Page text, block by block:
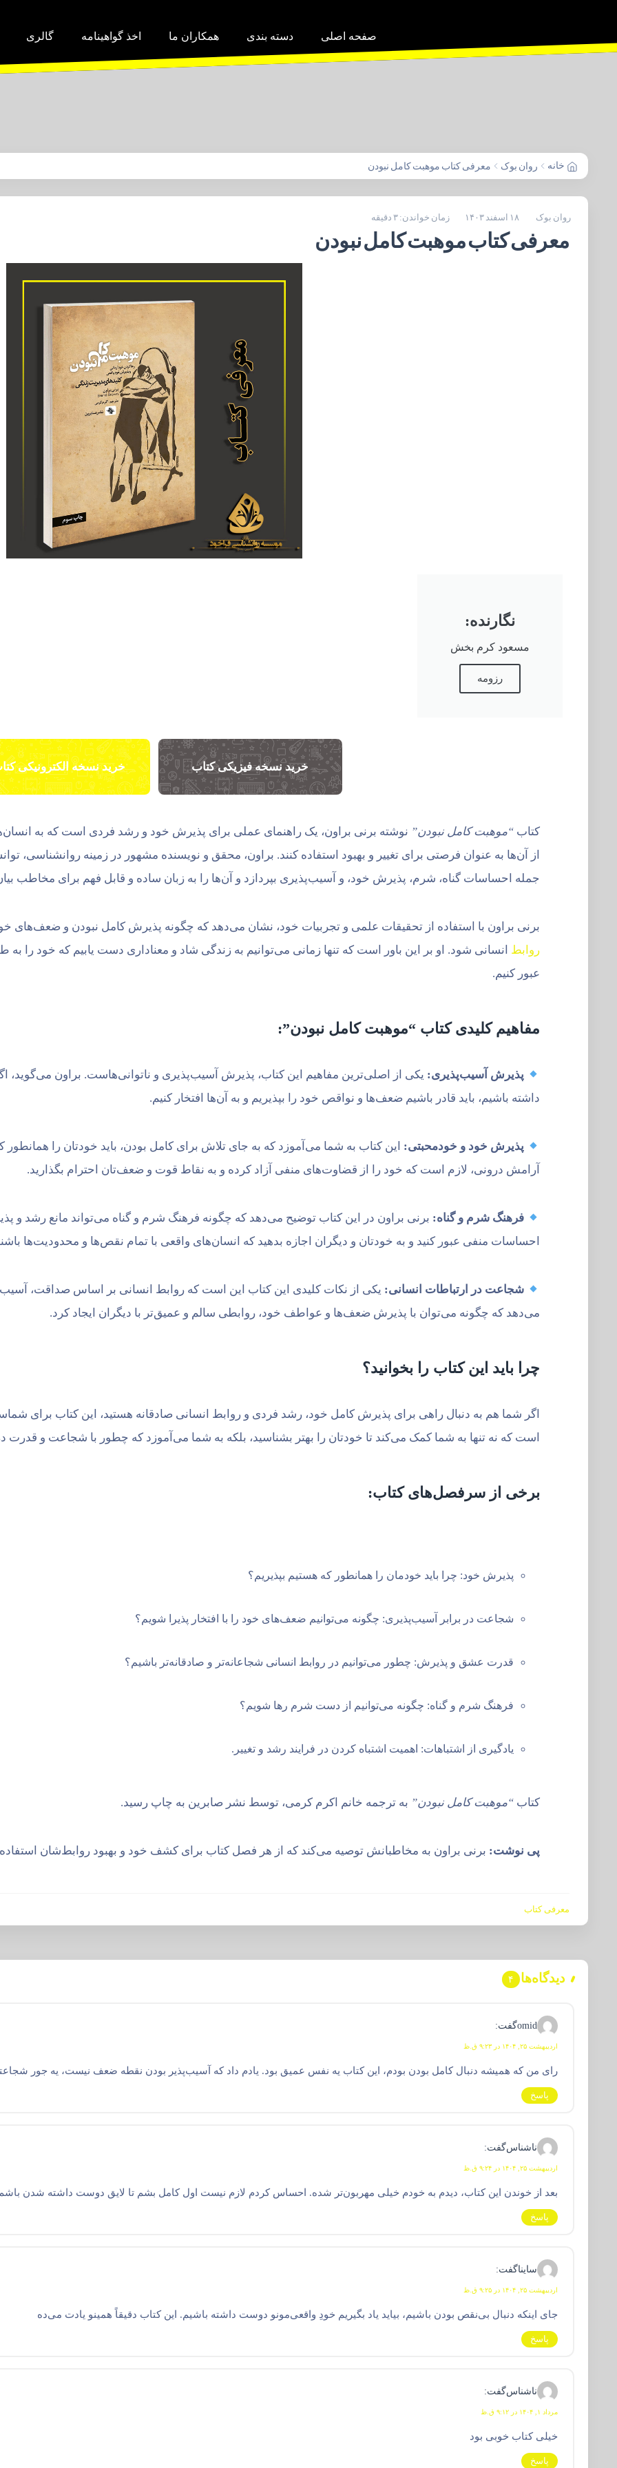
صفحه اصلی دسته بندی همکاران ما اخذ گواهینامه گالری
خانه روان بوک معرفی کتاب موهبت کامل نبودن
روان بوک ۱۸ اسفند ۱۴۰۳ زمان خواندن: ۳ دقیقه
معرفی کتاب موهبت کامل نبودن
نگارنده:
مسعود کرم بخش
رزومه
خرید نسخه فیزیکی کتاب خرید نسخه الکترونیکی
کتاب “موهبت کامل نبودن” نوشته برنی براون، یک راهنمای عملی برای پذیرش خود و رشد فردی است که به
از آن‌ها به عنوان فرصتی برای تغییر و بهبود استفاده کنند. براون، محقق و نویسنده مشهور در زمینه روانشناسی،
جمله احساسات گناه، شرم، پذیرش خود، و آسیب‌پذیری بپردازد و آن‌ها را به زبان ساده و قابل فهم برای مخاطب
برنی براون با استفاده از تحقیقات علمی و تجربیات خود، نشان می‌دهد که چگونه پذیرش کامل نبودن و ضعف‌های
روابط انسانی شود. او بر این باور است که تنها زمانی می‌توانیم به زندگی شاد و معناداری دست یابیم که خود را
عبور کنیم.
مفاهیم کلیدی کتاب “موهبت کامل نبودن”:
پذیرش آسیب‌پذیری: یکی از اصلی‌ترین مفاهیم این کتاب، پذیرش آسیب‌پذیری و ناتوانی‌هاست. براون می‌گوید،
داشته باشیم، باید قادر باشیم ضعف‌ها و نواقص خود را بپذیریم و به آن‌ها افتخار کنیم.
پذیرش خود و خودمحبتی: این کتاب به شما می‌آموزد که به جای تلاش برای کامل بودن، باید خودتان را
آرامش درونی، لازم است که خود را از قضاوت‌های منفی آزاد کرده و به نقاط قوت و ضعف‌تان احترام بگذارید.
فرهنگ شرم و گناه: برنی براون در این کتاب توضیح می‌دهد که چگونه فرهنگ شرم و گناه می‌تواند مانع رشد و
احساسات منفی عبور کنید و به خودتان و دیگران اجازه بدهید که انسان‌های واقعی با تمام نقص‌ها و محدودیت‌ها
شجاعت در ارتباطات انسانی: یکی از نکات کلیدی این کتاب این است که روابط انسانی بر اساس صداقت،
می‌دهد که چگونه می‌توان با پذیرش ضعف‌ها و عواطف خود، روابطی سالم و عمیق‌تر با دیگران ایجاد کرد.
چرا باید این کتاب را بخوانید؟
اگر شما هم به دنبال راهی برای پذیرش کامل خود، رشد فردی و روابط انسانی صادقانه هستید، این کتاب برای
است که نه تنها به شما کمک می‌کند تا خودتان را بهتر بشناسید، بلکه به شما می‌آموزد که چطور با شجاعت و قدرت
برخی از سرفصل‌های کتاب:
پذیرش خود: چرا باید خودمان را همانطور که هستیم بپذیریم؟
شجاعت در برابر آسیب‌پذیری: چگونه می‌توانیم ضعف‌های خود را با افتخار پذیرا شویم؟
قدرت عشق و پذیرش: چطور می‌توانیم در روابط انسانی شجاعانه‌تر و صادقانه‌تر باشیم؟
فرهنگ شرم و گناه: چگونه می‌توانیم از دست شرم رها شویم؟
یادگیری از اشتباهات: اهمیت اشتباه کردن در فرایند رشد و تغییر.
کتاب “موهبت کامل نبودن” به ترجمه خانم اکرم کرمی، توسط نشر صابرین به چاپ رسید.
پی نوشت: برنی براون به مخاطبانش توصیه می‌کند که از هر فصل کتاب برای کشف خود و بهبود روابط‌شان استفاده
معرفی کتاب
دیدگاه‌ها ۴
omidگفت:
اردیبهشت ۲۵, ۱۴۰۴ در ۹:۲۳ ق.ظ
رای من که همیشه دنبال کامل بودن بودم، این کتاب یه نفس عمیق بود. یادم داد که آسیب‌پذیر بودن نقطه ضعف نیست، یه جور
پاسخ
ناشناسگفت:
اردیبهشت ۲۵, ۱۴۰۴ در ۹:۲۴ ق.ظ
بعد از خوندن این کتاب، دیدم به خودم خیلی مهربون‌تر شده. احساس کردم لازم نیست اول کامل بشم تا لایق دوست داشته شدن
پاسخ
سایناگفت:
اردیبهشت ۲۵, ۱۴۰۴ در ۹:۲۵ ق.ظ
جای اینکه دنبال بی‌نقص بودن باشیم، بیاید یاد بگیریم خودِ واقعی‌مونو دوست داشته باشیم. این کتاب دقیقاً همینو یادت می‌ده
پاسخ
ناشناسگفت:
مرداد ۱, ۱۴۰۴ در ۹:۱۲ ق.ظ
خیلی کتاب خوبی بود
پاسخ